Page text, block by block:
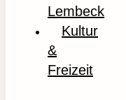
Lembeck
Kultur
&
Freizeit